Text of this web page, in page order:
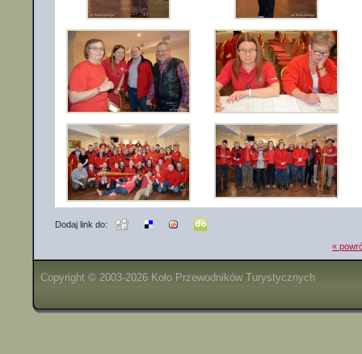
Dodaj link do:
«
Copyright © 2003-2026 Koło Przewodników Turystycznych